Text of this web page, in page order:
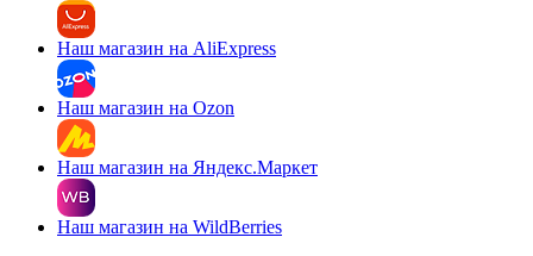
Наш магазин на AliExpress
Наш магазин на Ozon
Наш магазин на Яндекс.Маркет
Наш магазин на WildBerries